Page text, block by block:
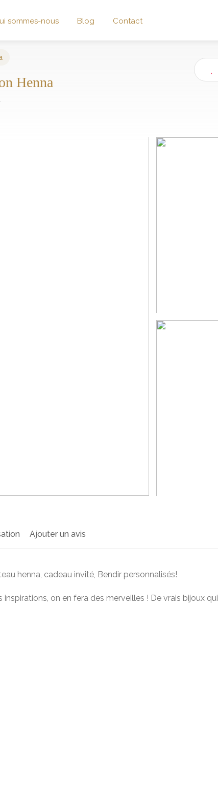
sommes-nous Blog Contact
Henna
Ajouter un avis
henna, cadeau invité, Bendir personnalisés!
on en fera des merveilles ! De vrais bijoux qui